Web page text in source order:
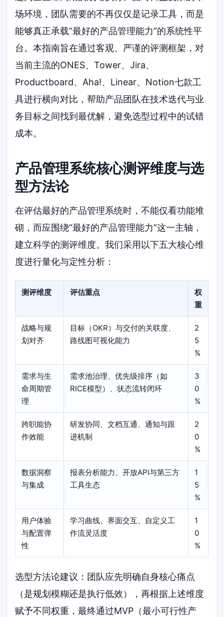
场环境，团队需要的不再仅仅是记录工具，而是
能够真正承载“最好的产品管理能力”的系统性平
台。本指南旨在通过客观、严谨的评测框架，对
当前主流的ONES、Tower、Jira、
Productboard、Aha!、Linear、Notion七款工
具进行横向对比，帮助产品团队在技术迭代与业
务目标之间找到最优解，避免选型过程中的试错
成本。
产品管理系统核心测评维度与选
型方法论
在评估最好的产品管理系统时，不能仅看功能堆
砌，而应围绕“最好的产品管理能力”这一主轴，
建立科学的测评维度。我们采用以下五大核心维
度进行量化与定性分析：
测评维度 评估重点
权
重
战略与规
划对齐
目标（OKR）与交付的关联度、
路线图可视化能力
2
5
%
需求与生
命周期管
理
需求池治理、优先级排序（如
RICE模型）、状态流转闭环
3
0
%
跨职能协
作效能
研发协同、文档互通、通知与跟
进机制
2
0
%
数据洞察
与集成
报表分析能力、开放API与第三方
工具生态
1
5
%
用户体验
与配置弹
性
学习曲线、界面交互、自定义工
作流灵活度
1
0
%
选型方法论建议：团队应先明确自身核心痛点
（是规划模糊还是执行低效），再根据上述维度
赋予不同权重，最终通过MVP（最小可行性产